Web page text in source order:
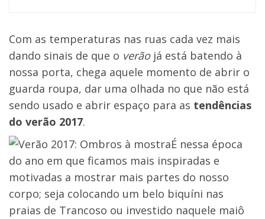
Com as temperaturas nas ruas cada vez mais
dando sinais de que o verãojá está batendo à
nossa porta, chega aquele momento de abrir o
guarda roupa, dar uma olhada no que não está
sendo usado e abrir espaço para as tendências
do verão 2017.
É nessa época
do ano em que ficamos mais inspiradas e
motivadas a mostrar mais partes do nosso
corpo; seja colocando um belo biquíni nas
praias de Trancoso ou investido naquele maiô